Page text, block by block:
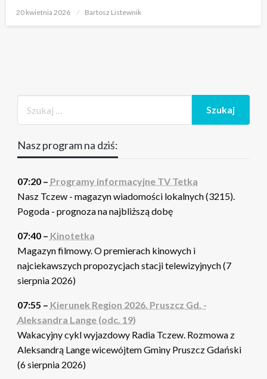
Opublikowane
20 kwietnia 2026 Bartosz Listewnik
Nasz program na dziś:
07:20 – Programy informacyjne TV Tetka
Nasz Tczew - magazyn wiadomości lokalnych (3215).
Pogoda - prognoza na najbliższą dobę
07:40 – Kinotetka
Magazyn filmowy. O premierach kinowych i
najciekawszych propozycjach stacji telewizyjnych (7
sierpnia 2026)
07:55 – Kierunek Region 2026. Pruszcz Gd. -
Aleksandra Lange (odc. 19)
Wakacyjny cykl wyjazdowy Radia Tczew. Rozmowa z
Aleksandrą Lange wicewójtem Gminy Pruszcz Gdański
(6 sierpnia 2026)